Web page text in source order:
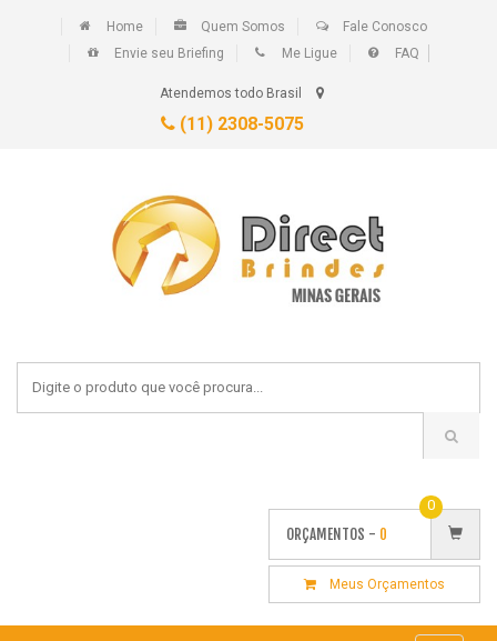
Home Quem Somos
Fale Conosco
Envie seu Briefing
Me Ligue FAQ
Atendemos todo Brasil
(11) 2308-5075
ORÇAMENTOS - 0
0
Meus Orçamentos